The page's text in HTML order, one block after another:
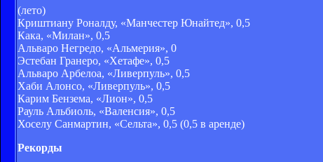
(лето)
Криштиану Роналду, «Манчестер Юнайтед», 0,5
Кака, «Милан», 0,5
Альваро Негредо, «Альмерия», 0
Эстебан Гранеро, «Хетафе», 0,5
Альваро Арбелоа, «Ливерпуль», 0,5
Хаби Алонсо, «Ливерпуль», 0,5
Карим Бензема, «Лион», 0,5
Рауль Альбиоль, «Валенсия», 0,5
Хоселу Санмартин, «Сельта», 0,5 (0,5 в аренде)
Рекорды